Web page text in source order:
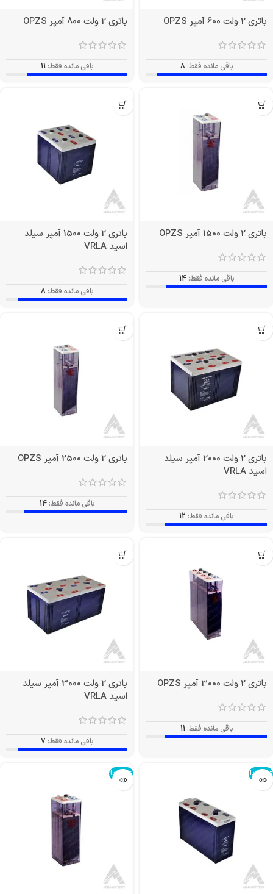
باتری 2 ولت 600 آمپر OPZS
باقی مانده فقط: 8
باتری 2 ولت 800 آمپر OPZS
باقی مانده فقط: 11
باتری 2 ولت 1500 آمپر OPZS
باقی مانده فقط: 14
باتری 2 ولت 1500 آمپر سیلد
اسید VRLA
باقی مانده فقط: 8
باتری 2 ولت 2000 آمپر سیلد
اسید VRLA
باقی مانده فقط: 12
باتری 2 ولت 2500 آمپر OPZS
باقی مانده فقط: 14
باتری 2 ولت 3000 آمپر OPZS
باقی مانده فقط: 11
باتری 2 ولت 3000 آمپر سیلد
اسید VRLA
باقی مانده فقط: 7
تمام شد! تمام شد!